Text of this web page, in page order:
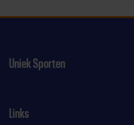
Uniek Sporten
Links